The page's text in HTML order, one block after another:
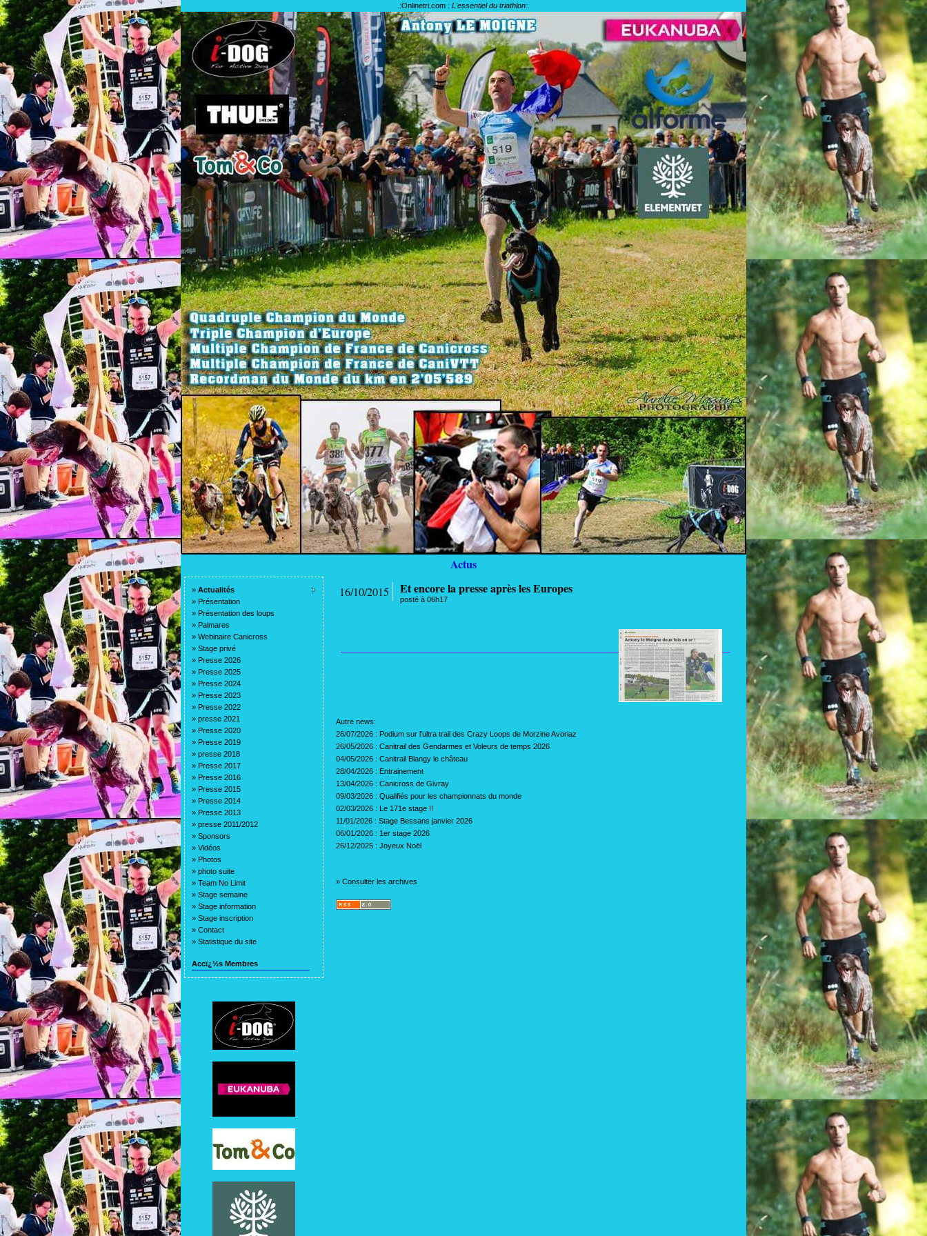
.:Onlinetri.com : L'essentiel du triathlon:.
Actus
» Actualités
» Présentation
» Présentation des loups
» Palmares
» Webinaire Canicross
» Stage privé
» Presse 2026
» Presse 2025
» Presse 2024
» Presse 2023
» Presse 2022
» presse 2021
» Presse 2020
» Presse 2019
» presse 2018
» Presse 2017
» Presse 2016
» Presse 2015
» Presse 2014
» Presse 2013
» presse 2011/2012
» Sponsors
» Vidéos
» Photos
» photo suite
» Team No Limit
» Stage semaine
» Stage information
» Stage inscription
» Contact
» Statistique du site
Accï¿½s Membres
16/10/2015 Et encore la presse après les Europes
posté à 06h17
Autre news:
26/07/2026 : Podium sur l’ultra trail des Crazy Loops de Morzine Avoriaz
26/05/2026 : Canitrail des Gendarmes et Voleurs de temps 2026
04/05/2026 : Canitrail Blangy le château
28/04/2026 : Entrainement
13/04/2026 : Canicross de Givray
09/03/2026 : Qualifiés pour les championnats du monde
02/03/2026 : Le 171e stage !!
11/01/2026 : Stage Bessans janvier 2026
06/01/2026 : 1er stage 2026
26/12/2025 : Joyeux Noël
» Consulter les archives